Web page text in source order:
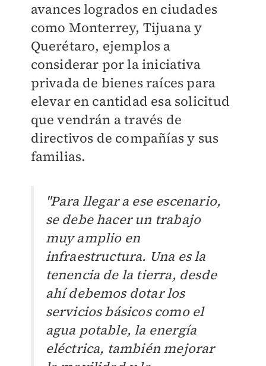
avances logrados en ciudades
como Monterrey, Tijuana y
Querétaro, ejemplos a
considerar por la iniciativa
privada de bienes raíces para
elevar en cantidad esa solicitud
que vendrán a través de
directivos de compañías y sus
familias.
"Para llegar a ese escenario,
se debe hacer un trabajo
muy amplio en
infraestructura. Una es la
tenencia de la tierra, desde
ahí debemos dotar los
servicios básicos como el
agua potable, la energía
eléctrica, también mejorar